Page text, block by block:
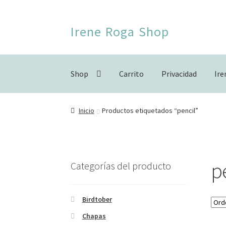
Ir
a
Ir
al
Irene Roga Shop
Shop Carrito Privacidad
Inicio Birdtober Carrito Finalizar compra
Inicio Productos etiquetados “pencil”
Categorías del producto
Birdtober
Chapas